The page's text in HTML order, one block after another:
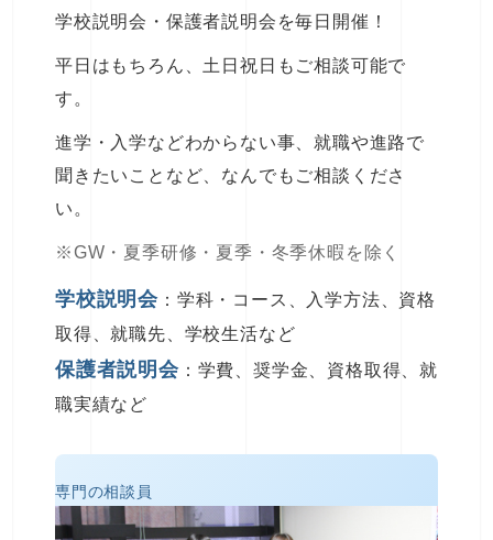
学校説明会・保護者説明会を毎日開催！
平日はもちろん、土日祝日もご相談可能で
す。
進学・入学などわからない事、就職や進路で
聞きたいことなど、なんでもご相談くださ
い。
※GW・夏季研修・夏季・冬季休暇を除く
学校説明会 ：学科・コース、入学方法、資格
取得、就職先、学校生活など
保護者説明会：学費、奨学金、資格取得、就
職実績など
専門の相談員